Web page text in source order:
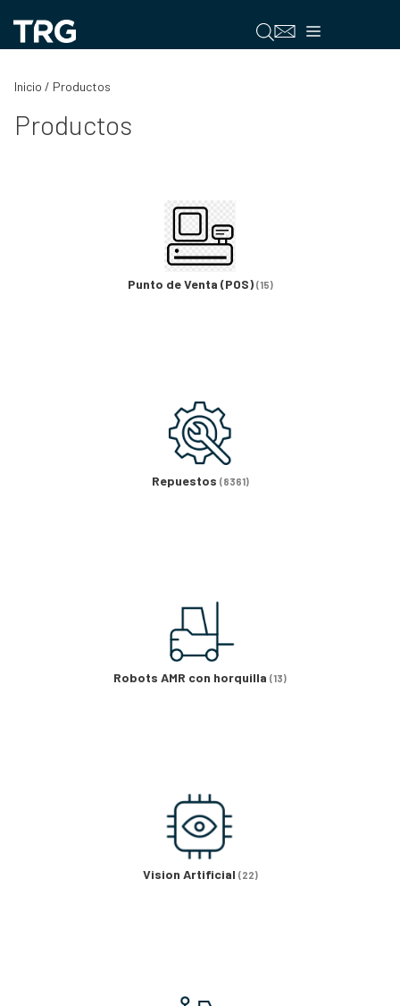
contenido
Menú
Inicio / Productos
Productos
Punto de Venta (POS) (15)
Repuestos (8361)
Robots AMR con horquilla (13)
Vision Artificial (22)